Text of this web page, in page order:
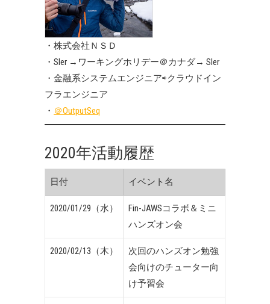
・株式会社ＮＳＤ
・SIer →ワーキングホリデー＠カナダ→ SIer
・金融系システムエンジニア⇨クラウドイン
フラエンジニア
・ ＠OutputSeq
2020年活動履歴
日付 イベント名
2020/01/29（水）
Fin-JAWSコラボ＆ミニ
ハンズオン会
2020/02/13（木）
次回のハンズオン勉強
会向けのチューター向
け予習会